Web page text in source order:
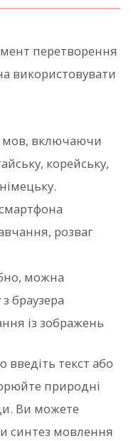
перетворення
використовувати
мов, включаючи
корейську,
розваг
можна
браузера
із зображень
текст або
природні
Ви можете
синтез мовлення